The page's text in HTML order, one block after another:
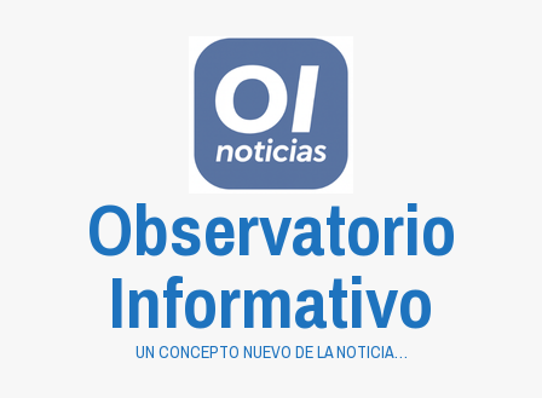
Observatorio
Informativo
UN CONCEPTO NUEVO DE LA NOTICIA…